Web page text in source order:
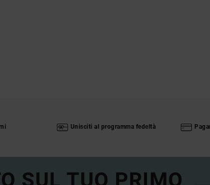
Unisciti al programma fedeltà
SUL TUO PRIMO